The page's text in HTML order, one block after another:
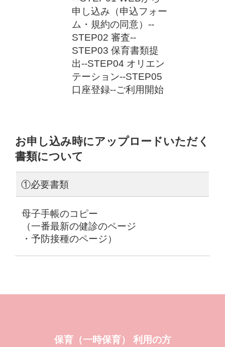
お申し込み時にアップロードいただく
書類について
①必要書類
母子手帳のコピー
（一番最新の健診のページ
・予防接種のページ）
保育（一時保育） 利用の方